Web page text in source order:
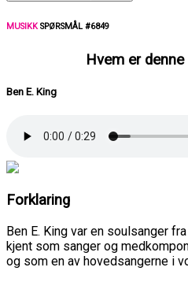
MUSIKKSPØRSMÅL #6849
Hvem er
Ben E. King
Forklaring
Ben E. King var en soulsanger
kjent som sanger og
og som en av hovedsangerne i